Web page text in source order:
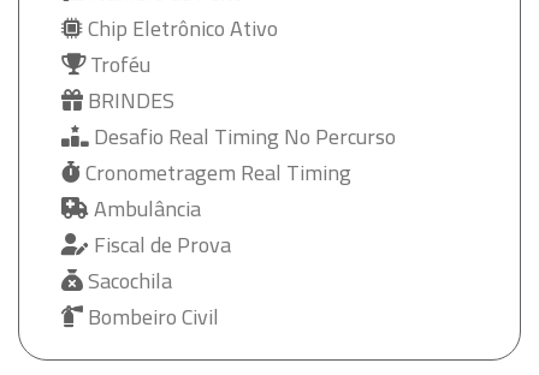
Chip Eletrônico Ativo
Troféu
BRINDES
Desafio Real Timing No Percurso
Cronometragem Real Timing
Ambulância
Fiscal de Prova
Sacochila
Bombeiro Civil